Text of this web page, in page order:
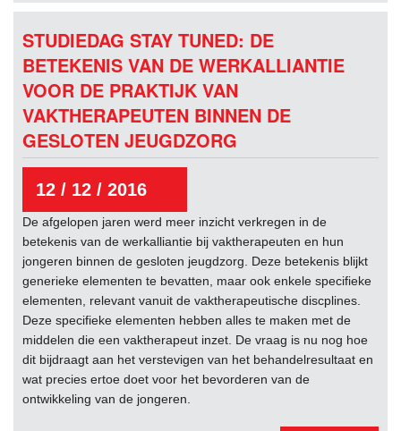
STUDIEDAG STAY TUNED: DE
BETEKENIS VAN DE WERKALLIANTIE
VOOR DE PRAKTIJK VAN
VAKTHERAPEUTEN BINNEN DE
GESLOTEN JEUGDZORG
12 / 12 / 2016
De afgelopen jaren werd meer inzicht verkregen in de
betekenis van de werkalliantie bij vaktherapeuten en hun
jongeren binnen de gesloten jeugdzorg. Deze betekenis blijkt
generieke elementen te bevatten, maar ook enkele specifieke
elementen, relevant vanuit de vaktherapeutische discplines.
Deze specifieke elementen hebben alles te maken met de
middelen die een vaktherapeut inzet. De vraag is nu nog hoe
dit bijdraagt aan het verstevigen van het behandelresultaat en
wat precies ertoe doet voor het bevorderen van de
ontwikkeling van de jongeren.